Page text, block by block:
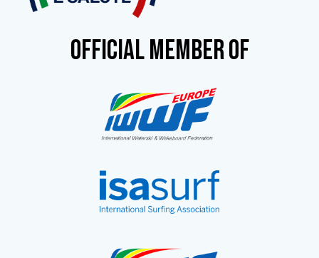
OFFICIAL MEMBER OF